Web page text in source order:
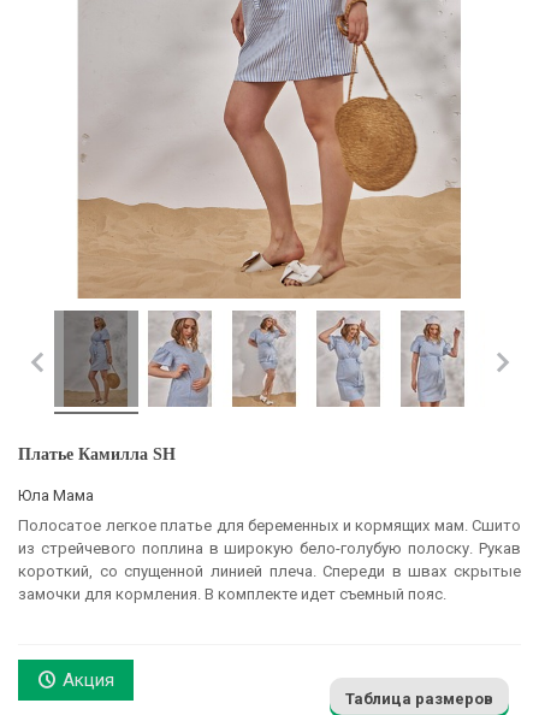
Платье Камилла SH
Юла Мама
Полосатое легкое платье для беременных и кормящих мам. Сшито
из стрейчевого поплина в широкую бело-голубую полоску. Рукав
короткий, со спущенной линией плеча. Спереди в швах скрытые
замочки для кормления. В комплекте идет съемный пояс.
Акция
Таблица размеров